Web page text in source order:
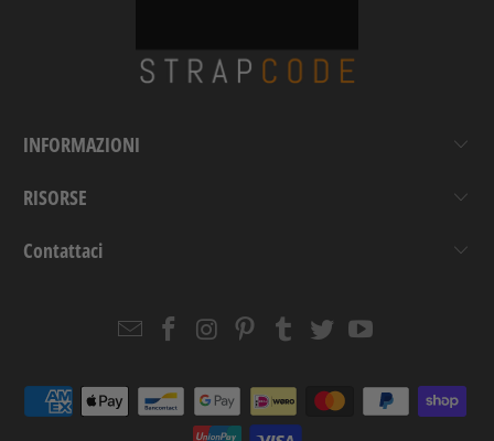
INFORMAZIONI
RISORSE
Contattaci
EmailStrapcode
Facebook
Strapcode
Instagram
Strapcode
Pinterest
Strapcode
Tumblr
Strapcode
TwitterYouTube